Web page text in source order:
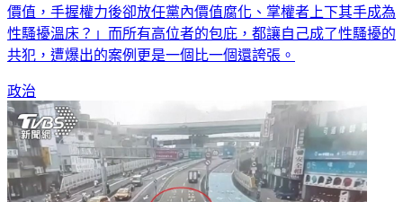
她。對此，國民黨發聲痛批，「這個黨到底怎麼了？高舉性平
價值，手握權力後卻放任黨內價值腐化、掌權者上下其手成為
性騷擾溫床？」而所有高位者的包庇，都讓自己成了性騷擾的
政治